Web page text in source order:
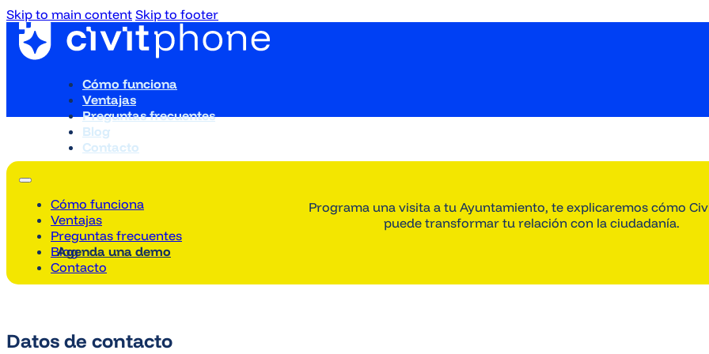
Skip to main content Skip to footer
Cómo funciona
Ventajas
Preguntas frecuentes
Blog
Contacto
Cómo funciona
Ventajas
Preguntas frecuentes
Blog
Contacto
Programa una visita a tu Ayuntamiento, te explicaremos cómo
puede transformar tu relación con la ciudadanía.
Agenda una demo
Datos de contacto